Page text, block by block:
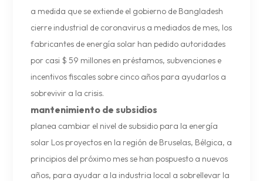
a medida que se extiende el gobierno de Bangladesh
cierre industrial de coronavirus a mediados de mes, los
fabricantes de energía solar han pedido autoridades
por casi $ 59 millones en préstamos, subvenciones e
incentivos fiscales sobre cinco años para ayudarlos a
sobrevivir a la crisis.
mantenimiento de subsidios
planea cambiar el nivel de subsidio para la energía
solar Los proyectos en la región de Bruselas, Bélgica, a
principios del próximo mes se han pospuesto a nuevos
años, para ayudar a la industria local a sobrellevar la